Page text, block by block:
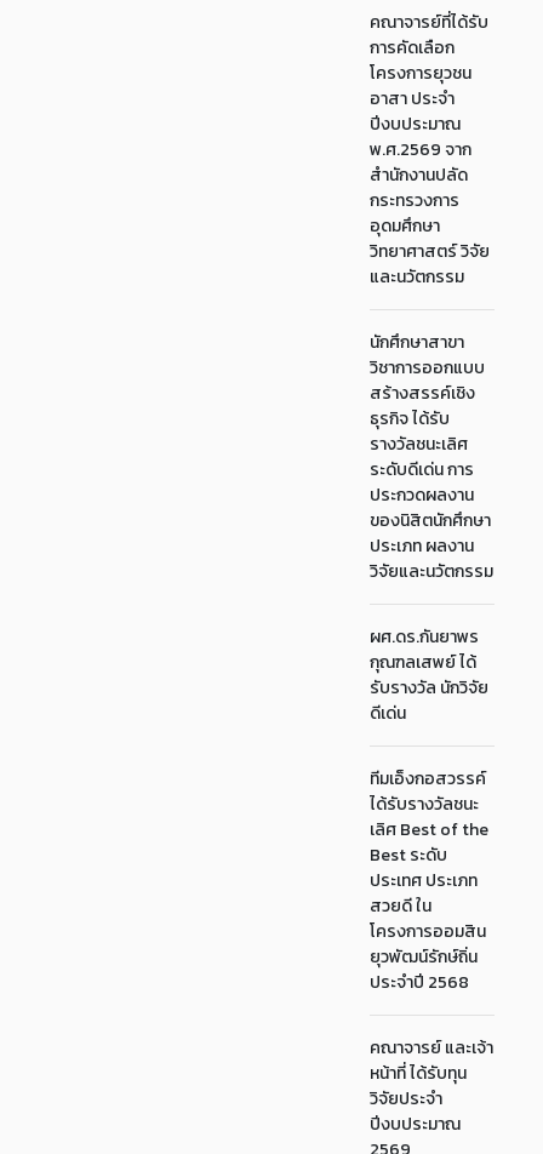
คณาจารย์ที่ได้รับ
การคัดเลือก
โครงการยุวชน
อาสา ประจำ
ปีงบประมาณ
พ.ศ.2569 จาก
สำนักงานปลัด
กระทรวงการ
อุดมศึกษา
วิทยาศาสตร์ วิจัย
และนวัตกรรม
นักศึกษาสาขา
วิชาการออกแบบ
สร้างสรรค์เชิง
ธุรกิจ ได้รับ
รางวัลชนะเลิศ
ระดับดีเด่น การ
ประกวดผลงาน
ของนิสิตนักศึกษา
ประเภท ผลงาน
วิจัยและนวัตกรรม
ผศ.ดร.กันยาพร
กุณฑลเสพย์ ได้
รับรางวัล นักวิจัย
ดีเด่น
ทีมเอ็งกอสวรรค์
ได้รับรางวัลชนะ
เลิศ Best of the
Best ระดับ
ประเทศ ประเภท
สวยดี ใน
โครงการออมสิน
ยุวพัฒน์รักษ์ถิ่น
ประจำปี 2568
คณาจารย์ และเจ้า
หน้าที่ ได้รับทุน
วิจัยประจำ
ปีงบประมาณ